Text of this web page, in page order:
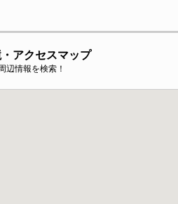
アクセスマップ
辺情報を検索！